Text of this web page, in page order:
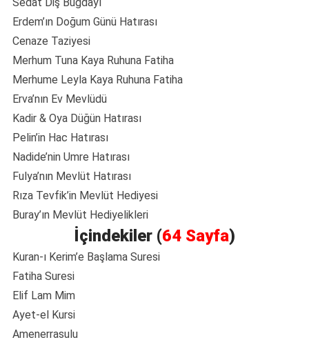
Erdem’ın Doğum Günü Hatırası
Cenaze Taziyesi
Merhum Tuna Kaya Ruhuna Fatiha
Merhume Leyla Kaya Ruhuna Fatiha
Erva’nın Ev Mevlüdü
Kadir & Oya Düğün Hatırası
Pelin’in Hac Hatırası
Nadide’nin Umre Hatırası
Fulya’nın Mevlüt Hatırası
Rıza Tevfik’in Mevlüt Hediyesi
Buray’ın Mevlüt Hediyelikleri
İçindekiler (64 Sayfa)
Kuran-ı Kerim’e Başlama Suresi
Fatiha Suresi
Elif Lam Mim
Ayet-el Kursi
Amenerrasulu